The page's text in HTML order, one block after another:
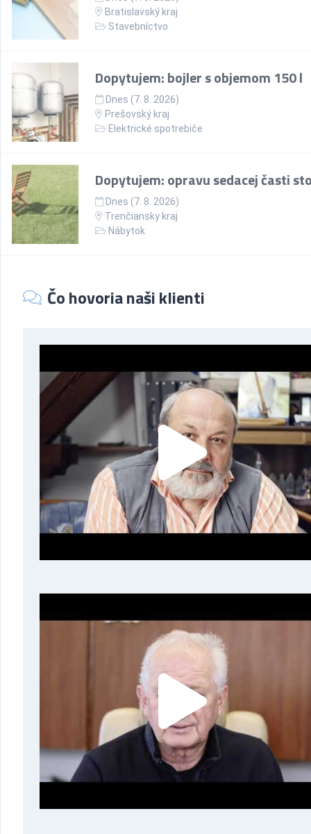
Bratislavský kraj
Stavebníctvo
Dopytujem: bojler s objemom 150 l
Dnes (7. 8. 2026)
Prešovský kraj
Elektrické spotrebiče
Dopytujem: opravu sedacej časti
Dnes (7. 8. 2026)
Trenčiansky kraj
Nábytok
Čo hovoria naši klienti